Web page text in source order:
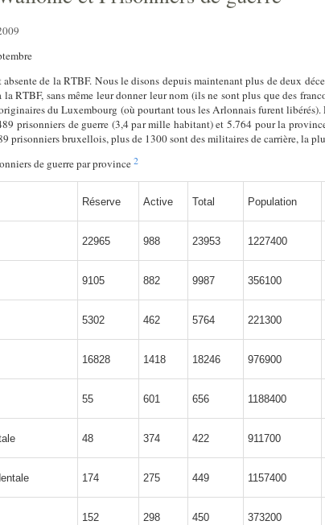
de la RTBF. Nous le disons depuis maintenant plus de deux
la RTBF, sans même leur donner leur nom (ils ne sont plus que des
du Luxembourg (où pourtant tous les Arlonnais furent
prisonniers de guerre (3,4 par mille habitant) et 5.764 pour la
prisonniers bruxellois, plus de 1300 sont des militaires de carrière, la
de guerre par province2
Réserve Active Total Population
22965 988 23953 1227400
9105 882 9987 356100
5302 462 5764 221300
16828 1418 18246 976900
55 601 656 1188400
48 374 422 911700
174 275 449 1157400
152 298 450 373200